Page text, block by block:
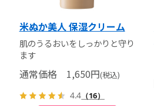
米ぬか美人 保湿クリーム
肌のうるおいをしっかりと守り
ます
通常価格1,650円(税込)
4.4（16）